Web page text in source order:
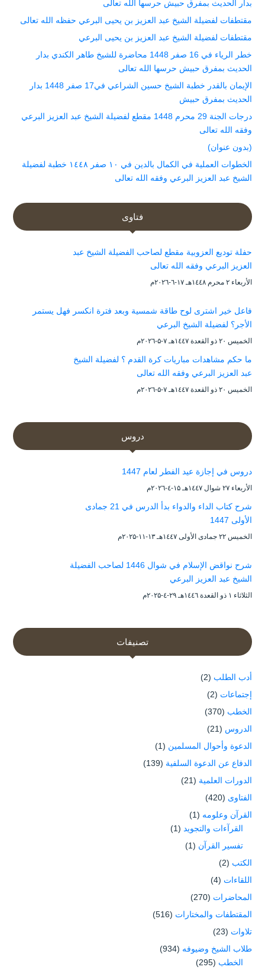
بدار الحديث بمفرق حبيش حرسها الله تعالى
مقتطفات لفضيلة الشيخ عبد العزيز بن يحيى البرعي حفظه الله تعالى
مقتطفات لفضيلة الشيخ عبد العزيز بن يحيى البرعي
خطر الرياء في 16 صفر 1448 محاضرة للشيخ طاهر الكندي بدار
الحديث بمفرق حبيش حرسها الله تعالى
الإيمان بالقدر خطبة الشيخ حسين الشراعي في17 صفر 1448 بدار
الحديث بمفرق حبيش
درجات الجنة 29 محرم 1448 مقطع لفضيلة الشيخ عبد العزيز البرعي
وفقه الله تعالى
(بدون عنوان)
الخطوات العملية في الكمال بالدين في ١٠ صفر ١٤٤٨ خطبة لفضيلة
الشيخ عبد العزيز البرعي وفقه الله تعالى
فتاوى
حفلة توديع العزوبية مقطع لصاحب الفضيلة الشيخ عبد
العزيز البرعي وفقه الله تعالى
الأربعاء ۲ محرم ۱٤٤۸هـ ۱۷-٦-۲۰۲٦م
فاعل خير اشترى لوح طاقة شمسية وبعد فترة انكسر فهل يستمر
الأجر؟ لفضيلة الشيخ البرعي
الخميس ۲۰ ذو القعدة ۱٤٤۷هـ ۷-۵-۲۰۲٦م
ما حكم مشاهدات مباريات كرة القدم ؟ لفضيلة الشيخ
عبد العزيز البرعي وفقه الله تعالى
الخميس ۲۰ ذو القعدة ۱٤٤۷هـ ۷-۵-۲۰۲٦م
دروس
دروس في إجازة عيد الفطر لعام 1447
الأربعاء ۲۷ شوال ۱٤٤۷هـ ۱۵-٤-۲۰۲٦م
شرح كتاب الداء والدواء بدأ الدرس في 21 جمادى
الأولى 1447
الخميس ۲۲ جمادى الأولى ۱٤٤۷هـ ۱۳-۱۱-۲۰۲۵م
شرح نواقض الإسلام في شوال 1446 لصاحب الفضيلة
الشيخ عبد العزيز البرعي
الثلاثاء ۱ ذو القعدة ۱٤٤٦هـ ۲۹-٤-۲۰۲۵م
تصنيفات
أدب الطلب (2)
إجتماعات (2)
الخطب (370)
الدروس (21)
الدعوة وأحوال المسلمين (1)
الدفاع عن الدعوة السلفية (139)
الدورات العلمية (21)
الفتاوى (420)
القرآن وعلومه (1)
القرآءات والتجويد (1)
تفسير القرآن (1)
الكتب (2)
اللقاءات (4)
المحاضرات (270)
المقتطفات والمختارات (516)
تلاوات (23)
طلاب الشيخ وضيوفه (934)
الخطب (295)